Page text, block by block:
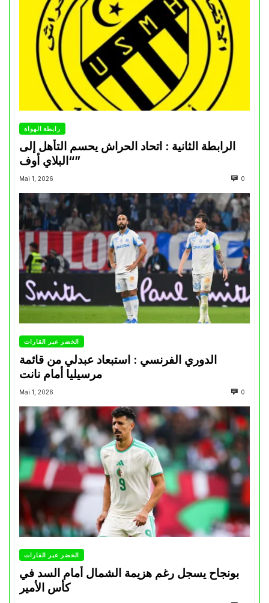
رابطة الهواة
الرابطة الثانية : اتحاد الحراش يحسم التأهل إلى
“البلاي أوف”
Mai 1, 2026 0
الخضر عبر القارات
الدوري الفرنسي : استبعاد عبدلي من قائمة
مرسيليا أمام نانت
Mai 1, 2026 0
الخضر عبر القارات
بونجاح يسجل رغم هزيمة الشمال أمام السد في
كأس الأمير